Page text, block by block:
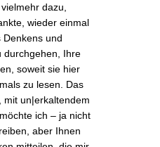
dazu,
wieder einmal
und
durchgehen, Ihre
soweit sie hier
zu lesen. Das
mit un|erkaltendem
ich ‒ ja nicht
aber Ihnen